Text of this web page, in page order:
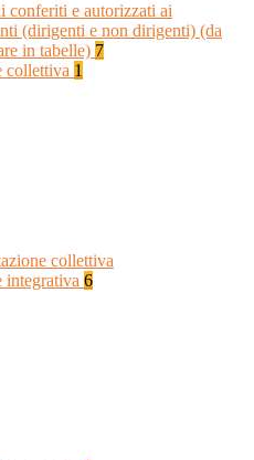
conferiti e autorizzati ai
(dirigenti e non dirigenti) (da
in tabelle) 7
collettiva 1
collettiva
integrativa 6